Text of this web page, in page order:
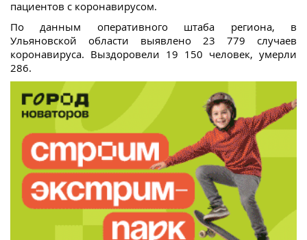
пациентов с коронавирусом.
По данным оперативного штаба региона, в
Ульяновской области выявлено 23 779 случаев
коронавируса. Выздоровели 19 150 человек, умерли
286.